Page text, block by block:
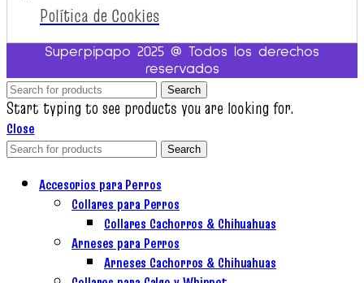
Política de Cookies
Superpipapo 2025 @ Todos los derechos
reservados
Search
Start typing to see products you are looking for.
Close
Search
Accesorios para Perros
Collares para Perros
Collares Cachorros & Chihuahuas
Arneses para Perros
Arneses Cachorros & Chihuahuas